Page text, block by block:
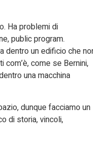
Ha problemi di
public program.
dentro un edificio che
come se Bernini,
una macchina
dunque facciamo un
di storia, vincoli,